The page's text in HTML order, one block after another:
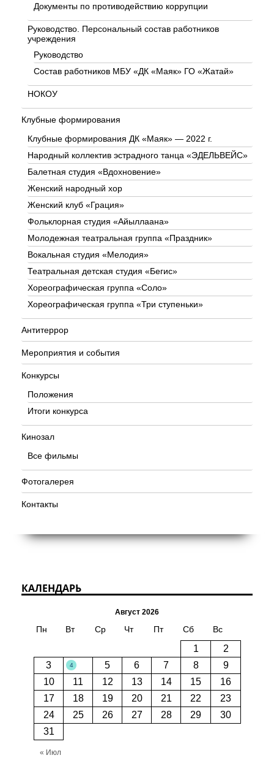
Документы по противодействию коррупции
Руководство. Персональный состав работников
учреждения
Руководство
Состав работников МБУ «ДК «Маяк» ГО «Жатай»
НОКОУ
Клубные формирования
Клубные формирования ДК «Маяк» — 2022 г.
Народный коллектив эстрадного танца «ЭДЕЛЬВЕЙС»
Балетная студия «Вдохновение»
Женский народный хор
Женский клуб «Грация»
Фольклорная студия «Айыллаана»
Молодежная театральная группа «Праздник»
Вокальная студия «Мелодия»
Театральная детская студия «Бегис»
Хореографическая группа «Соло»
Хореографическая группа «Три ступеньки»
Антитеррор
Мероприятия и события
Конкурсы
Положения
Итоги конкурса
Кинозал
Все фильмы
Фотогалерея
Контакты
КАЛЕНДАРЬ
Август 2026
Пн Вт Ср Чт Пт Сб Вс
1
2
3
4 5 6 7 8
9
10
11 12 13 14 15
16
17
18 19 20 21 22
23
24
25 26 27 28 29
30
31
« Июл